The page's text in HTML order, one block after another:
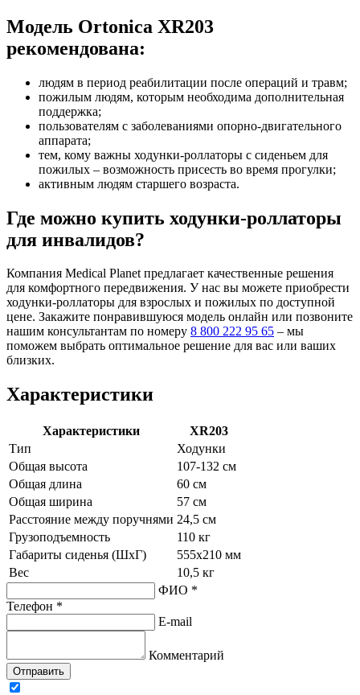
Модель Ortonica XR203
рекомендована:
людям в период реабилитации после операций и травм;
пожилым людям, которым необходима дополнительная
поддержка;
пользователям с заболеваниями опорно-двигательного
аппарата;
тем, кому важны ходунки-роллаторы с сиденьем для
пожилых – возможность присесть во время прогулки;
активным людям старшего возраста.
Где можно купить ходунки-роллаторы
для инвалидов?
Компания Medical Planet предлагает качественные решения
для комфортного передвижения. У нас вы можете приобрести
ходунки-роллаторы для взрослых и пожилых по доступной
цене. Закажите понравившуюся модель онлайн или позвоните
нашим консультантам по номеру 8 800 222 95 65 – мы
поможем выбрать оптимальное решение для вас или ваших
близких.
Характеристики
Характеристики
XR203
Тип
Ходунки
Общая высота
107-132 см
Общая длина
60 см
Общая ширина
57 см
Расстояние между поручнями 24,5 см
Грузоподъемность
110 кг
Габариты сиденья (ШхГ)
555х210 мм
Вес
10,5 кг
ФИО *
Телефон *
E-mail
Комментарий
Отправить